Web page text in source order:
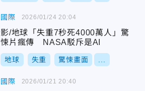
國際
影/地球「失重7秒死4000萬人」驚
悚片瘋傳 NASA駁斥是AI
地球 失重 驚悚畫面
2026/01/24 20:04
國際 2026/01/21 20:40